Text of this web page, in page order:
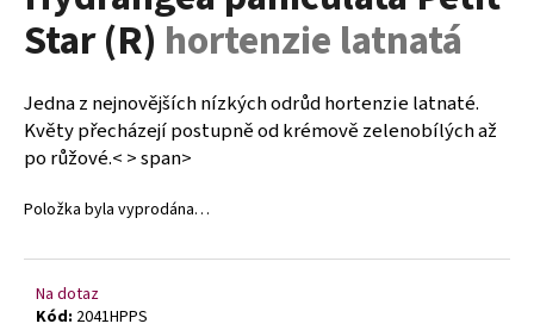
0,0
z
hvězdiček.
Star (R) hortenzie latnatá
Jedna z nejnovějších nízkých odrůd hortenzie latnaté.
Květy přecházejí postupně od krémově zelenobílých až
po růžové.< > span>
Položka byla vyprodána…
Na dotaz
Kód: 2041HPPS
a
j
í
t
?